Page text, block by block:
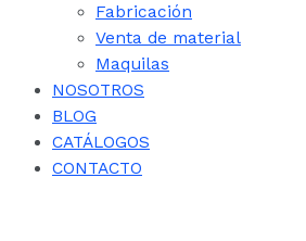
Fabricación
Venta de material
Maquilas
NOSOTROS
BLOG
CATÁLOGOS
CONTACTO